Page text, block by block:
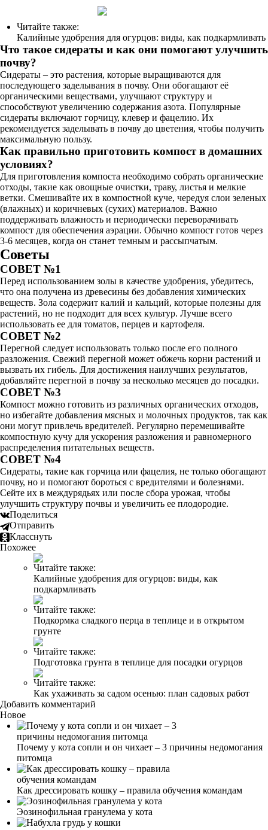
Читайте также:
Калийные удобрения для огурцов: виды, как подкармливать
Что такое сидераты и как они помогают улучшить
почву?
Сидераты – это растения, которые выращиваются для
последующего заделывания в почву. Они обогащают её
органическими веществами, улучшают структуру и
способствуют увеличению содержания азота. Популярные
сидераты включают горчицу, клевер и фацелию. Их
рекомендуется заделывать в почву до цветения, чтобы получить
максимальную пользу.
Как правильно приготовить компост в домашних
условиях?
Для приготовления компоста необходимо собрать органические
отходы, такие как овощные очистки, траву, листья и мелкие
ветки. Смешивайте их в компостной куче, чередуя слои зеленых
(влажных) и коричневых (сухих) материалов. Важно
поддерживать влажность и периодически переворачивать
компост для обеспечения аэрации. Обычно компост готов через
3-6 месяцев, когда он станет темным и рассыпчатым.
Советы
СОВЕТ №1
Перед использованием золы в качестве удобрения, убедитесь,
что она получена из древесины без добавления химических
веществ. Зола содержит калий и кальций, которые полезны для
растений, но не подходит для всех культур. Лучше всего
использовать ее для томатов, перцев и картофеля.
СОВЕТ №2
Перегной следует использовать только после его полного
разложения. Свежий перегной может обжечь корни растений и
вызвать их гибель. Для достижения наилучших результатов,
добавляйте перегной в почву за несколько месяцев до посадки.
СОВЕТ №3
Компост можно готовить из различных органических отходов,
но избегайте добавления мясных и молочных продуктов, так как
они могут привлечь вредителей. Регулярно перемешивайте
компостную кучу для ускорения разложения и равномерного
распределения питательных веществ.
СОВЕТ №4
Сидераты, такие как горчица или фацелия, не только обогащают
почву, но и помогают бороться с вредителями и болезнями.
Сейте их в междурядьях или после сбора урожая, чтобы
улучшить структуру почвы и увеличить ее плодородие.
Поделиться
Отправить
Класснуть
Похожее
Читайте также:
Калийные удобрения для огурцов: виды, как
подкармливать
Читайте также:
Подкормка сладкого перца в теплице и в открытом
грунте
Читайте также:
Подготовка грунта в теплице для посадки огурцов
Читайте также:
Как ухаживать за садом осенью: план садовых работ
Добавить комментарий
Новое
Почему у кота сопли и он чихает – 3 причины недомогания
питомца
Как дрессировать кошку – правила обучения командам
Эозинофильная гранулема у кота